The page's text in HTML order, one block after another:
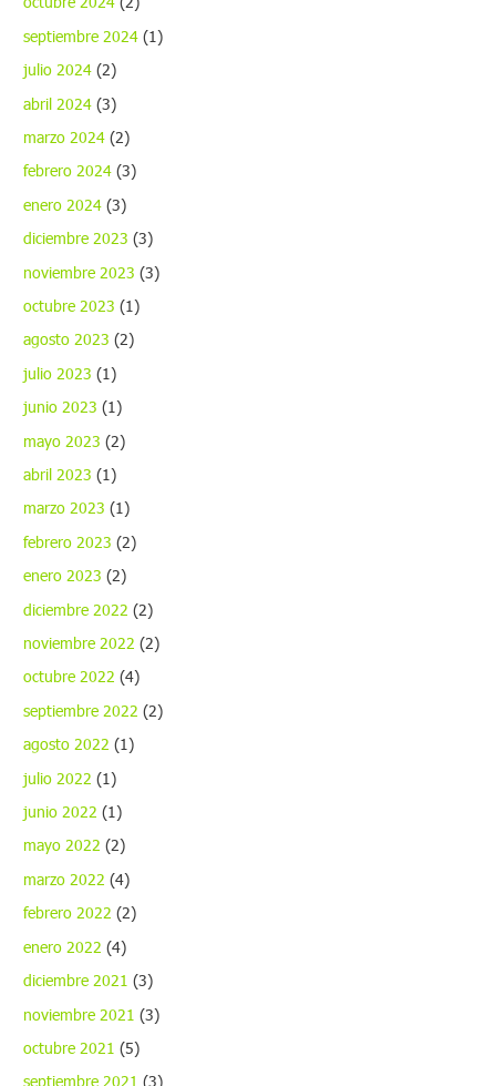
septiembre 2024 (1)
julio 2024 (2)
abril 2024 (3)
marzo 2024 (2)
febrero 2024 (3)
enero 2024 (3)
diciembre 2023 (3)
noviembre 2023 (3)
octubre 2023 (1)
agosto 2023 (2)
julio 2023 (1)
junio 2023 (1)
mayo 2023 (2)
abril 2023 (1)
marzo 2023 (1)
febrero 2023 (2)
enero 2023 (2)
diciembre 2022 (2)
noviembre 2022 (2)
octubre 2022 (4)
septiembre 2022 (2)
agosto 2022 (1)
julio 2022 (1)
junio 2022 (1)
mayo 2022 (2)
marzo 2022 (4)
febrero 2022 (2)
enero 2022 (4)
diciembre 2021 (3)
noviembre 2021 (3)
octubre 2021 (5)
septiembre 2021 (3)